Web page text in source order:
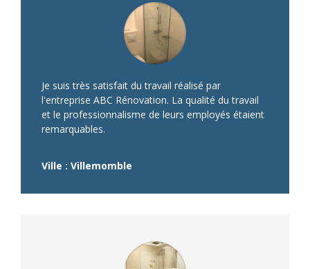
Je suis très satisfait du travail réalisé par
l'entreprise ABC Rénovation. La qualité du travail
et le professionnalisme de leurs employés étaient
remarquables.
Ville : Villemomble